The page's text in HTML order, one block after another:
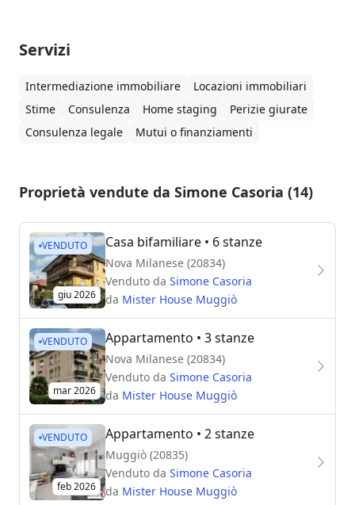
Servizi
Intermediazione immobiliare
Locazioni immobiliari
Stime
Consulenza Home staging
Perizie giurate
Consulenza legale
Mutui o finanziamenti
Proprietà vendute da Simone Casoria (14)
VENDUTO
giu 2026
Casa bifamiliare • 6 stanze
Nova Milanese (20834)
Venduto da Simone Casoria
da Mister House Muggiò
VENDUTO
mar 2026
Appartamento • 3 stanze
Nova Milanese (20834)
Venduto da Simone Casoria
da Mister House Muggiò
VENDUTO
feb 2026
Appartamento • 2 stanze
Muggiò (20835)
Venduto da Simone Casoria
da Mister House Muggiò